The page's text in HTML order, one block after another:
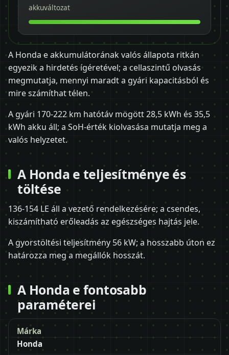
akkuváltozat
A Honda e akkumulátorának valós állapota ritkán
egyezik a hirdetés ígéretével; a cellaszintű olvasás
megmutatja, mennyi maradt a gyári kapacitásból és
mire számíthat télen.
A gyári 170-222 km hatótáv mögött 28,5 kWh és 35,5
kWh akku áll; a SoH-érték kiolvasása mutatja meg a
valós helyzetet.
A Honda e teljesítménye és
töltése
136-154 LE áll a vezető rendelkezésére; a csendes,
kiszámítható erőleadás az egészséges hajtás jele.
A gyorstöltési teljesítmény 56 kW; a hosszabb úton ez
határozza meg a megállók hosszát.
A Honda e fontosabb
paraméterei
Márka
Honda